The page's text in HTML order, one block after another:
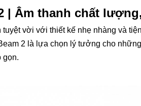
| Âm thanh chất
tuyệt vời với thiết kế nhẹ nhàng và
2 là lựa chọn lý tưởng cho
gọn.